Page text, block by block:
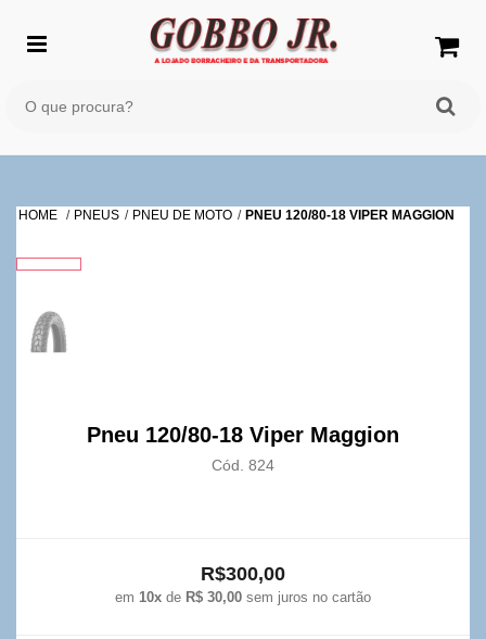
HOME PNEUS PNEU DE MOTO PNEU 120/80-18 VIPER MAGGION
Pneu 120/80-18 Viper Maggion
Cód. 824
R$300,00
em 10x de R$ 30,00 sem juros no cartão